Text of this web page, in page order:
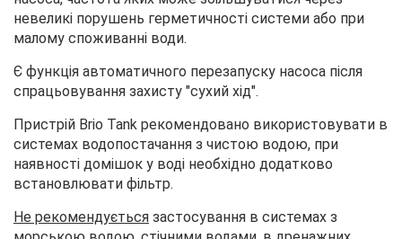
невеликі порушень герметичності системи або при
малому споживанні води.
Є функція автоматичного перезапуску насоса після
спрацьовування захисту "сухий хід".
Пристрій Brio Tank рекомендовано використовувати в
системах водопостачання з чистою водою, при
наявності домішок у воді необхідно додатково
встановлювати фільтр.
Не рекомендується застосування в системах з